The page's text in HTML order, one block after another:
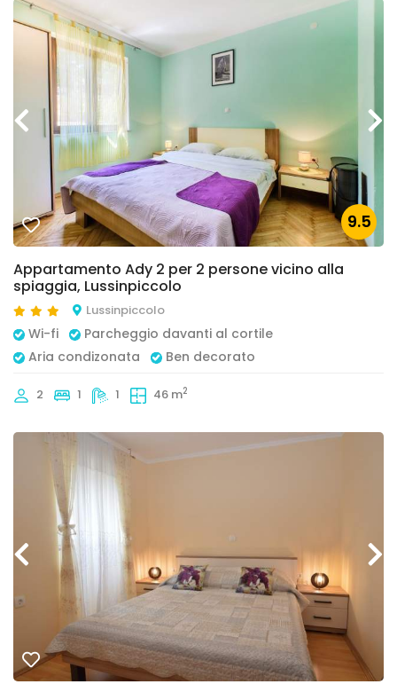
9.5
Appartamento Ady 2 per 2 persone vicino alla
spiaggia, Lussinpiccolo
Lussinpiccolo
Wi-fi
Parcheggio davanti al cortile
Aria condizonata
Ben decorato
2 1 1 46 m2